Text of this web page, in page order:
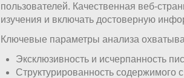
пользователей. Качественная веб-
изучения и включать достоверную
Ключевые параметры анализа
Эксклюзивность и исчерпанность
Структурированность содержимого